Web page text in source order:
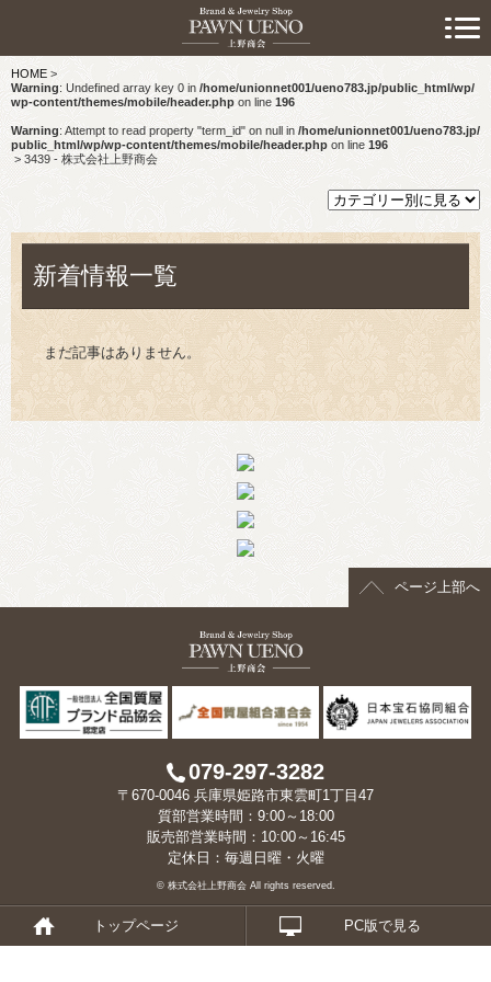
HOME >
Warning: Undefined array key 0 in /home/unionnet001/ueno783.jp/public_html/wp/
wp-content/themes/mobile/header.php on line 196
Warning: Attempt to read property "term_id" on null in /home/unionnet001/ueno783.jp/
public_html/wp/wp-content/themes/mobile/header.phpon line196
> 3439 - 株式会社上野商会
新着情報一覧
まだ記事はありません。
ページ上部へ
079-297-3282
〒670-0046 兵庫県姫路市東雲町1丁目47
質部営業時間：9:00～18:00
販売部営業時間：10:00～16:45
定休日：毎週日曜・火曜
© 株式会社上野商会 All rights reserved.
トップページ PC版で見る
> 初めての方へ
> 預けたい方
> 売りたい方
> 買いたい方
> 取り扱い品目
> スタッフおすすめ情報
> お知らせ
> キャンペーン情報
> 会社概要
> アクセス
> よくあるご質問
> ホーム
> 古物営業法に基づく表示
> プライバシーポリシー
> お問い合わせ